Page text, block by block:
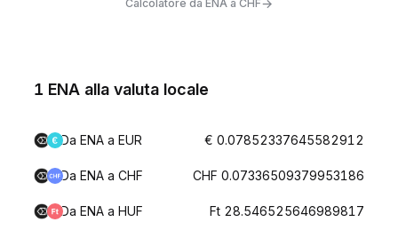
Calcolatore da ENA a CHF
1 ENA alla valuta locale
Da ENA a EUR € 0.07852337645582912
Da ENA a CHF CHF 0.07336509379953186
Da ENA a HUF Ft 28.546525646989817